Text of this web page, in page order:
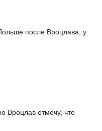
после Вроцлава, у
Вроцлав отмечу, что